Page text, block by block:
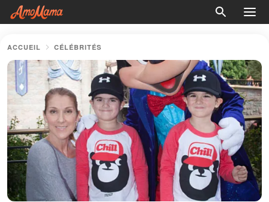
ACCUEIL CÉLÉBRITÉS